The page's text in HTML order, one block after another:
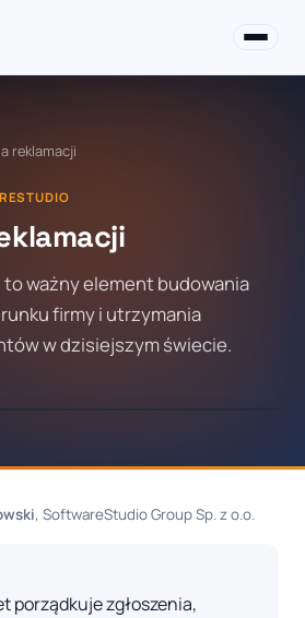
reklamacji
to ważny element budowania
firmy i utrzymania
w dzisiejszym świecie.
, SoftwareStudio Group Sp. z o.o.
porządkuje zgłoszenia,